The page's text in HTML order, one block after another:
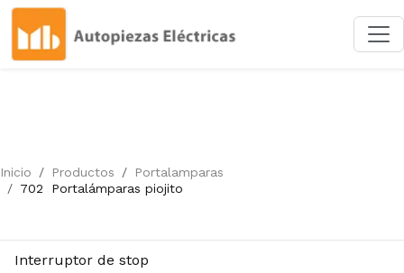
Inicio Productos
Portalamparas
702
Portalámparas piojito
Interruptor de stop